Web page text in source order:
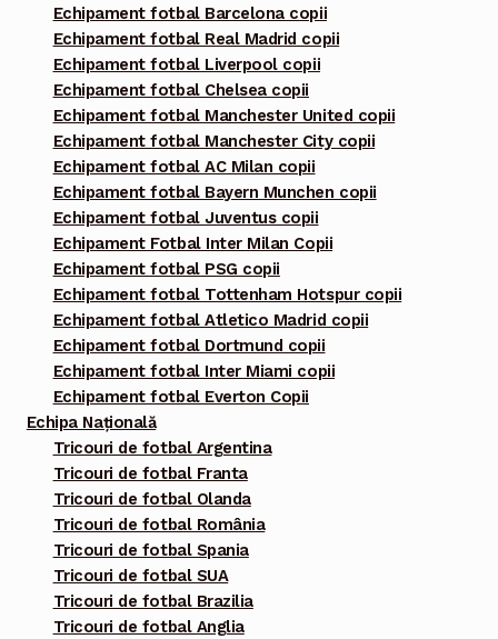
Echipament fotbal Barcelona copii
Echipament fotbal Real Madrid copii
Echipament fotbal Liverpool copii
Echipament fotbal Chelsea copii
Echipament fotbal Manchester United copii
Echipament fotbal Manchester City copii
Echipament fotbal AC Milan copii
Echipament fotbal Bayern Munchen copii
Echipament fotbal Juventus copii
Echipament Fotbal Inter Milan Copii
Echipament fotbal PSG copii
Echipament fotbal Tottenham Hotspur copii
Echipament fotbal Atletico Madrid copii
Echipament fotbal Dortmund copii
Echipament fotbal Inter Miami copii
Echipament fotbal Everton Copii
Echipa Națională
Tricouri de fotbal Argentina
Tricouri de fotbal Franta
Tricouri de fotbal Olanda
Tricouri de fotbal România
Tricouri de fotbal Spania
Tricouri de fotbal SUA
Tricouri de fotbal Brazilia
Tricouri de fotbal Anglia